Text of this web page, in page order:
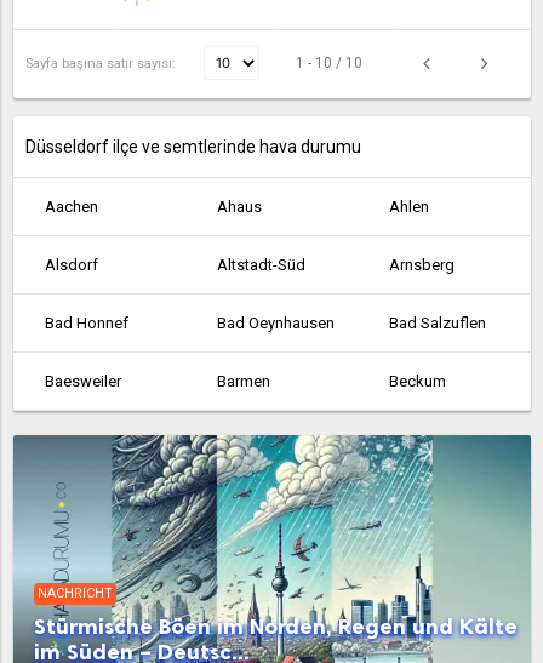
Sayfa başına satır sayısı: 1 - 10 / 10
Düsseldorf ilçe ve semtlerinde hava durumu
Aachen Ahaus Ahlen
Alsdorf Altstadt-Süd Arnsberg
Bad Honnef Bad Oeynhausen Bad Salzuflen
Baesweiler Barmen Beckum
Bergheim Bergisch Gladbach Bergkamen
Bielefeld Bocholt Bochum
Bonn Borken Bornheim
Bottrop Brilon Brühl
NACHRICHT
Stürmische Böen im Norden, Regen und Kälte
im Süden – Deutsc...